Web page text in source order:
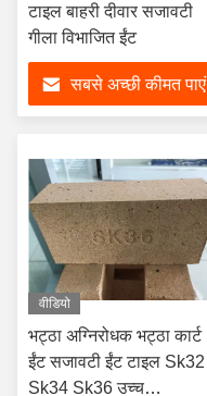
टाइल बाहरी दीवार सजावटी
गीला विभाजित ईंट
सबसे अच्छी कीमत पाएं
वीडियो
भट्ठा अग्निरोधक भट्ठा कार्ट
ईंट सजावटी ईंट टाइल Sk32
Sk34 Sk36 उच्च